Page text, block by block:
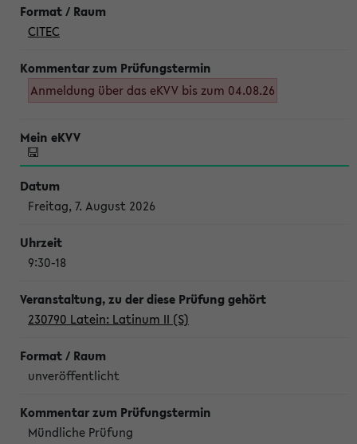
CITEC
Anmeldung über das eKVV bis zum 04.08.26
Freitag, 7. August 2026
9:30-18
230790 Latein: Latinum II (S)
unveröffentlicht
Mündliche Prüfung